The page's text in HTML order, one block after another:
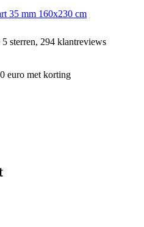
35 mm 160x230 cm
sterren, 294 klantreviews
euro met korting